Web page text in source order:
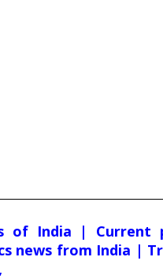
of India | Current
news from India |